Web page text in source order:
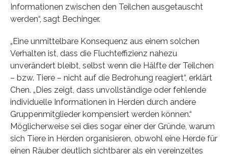
Informationen zwischen den Teilchen ausgetauscht
werden“, sagt Bechinger.
„Eine unmittelbare Konsequenz aus einem solchen
Verhalten ist, dass die Fluchteffizienz nahezu
unverändert bleibt, selbst wenn die Hälfte der Teilchen
– bzw. Tiere – nicht auf die Bedrohung reagiert“, erklärt
Chen. „Dies zeigt, dass unvollständige oder fehlende
individuelle Informationen in Herden durch andere
Gruppenmitglieder kompensiert werden können.“
Möglicherweise sei dies sogar einer der Gründe, warum
sich Tiere in Herden organisieren, obwohl eine Herde für
einen Räuber deutlich sichtbarer als ein vereinzeltes